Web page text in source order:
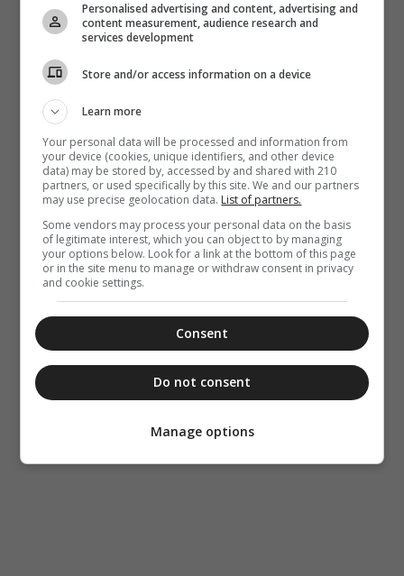
Personalised advertising and content, advertising and
content measurement, audience research and
services development
Store and/or access information on a device
Learn more
Your personal data will be processed and information from
your device (cookies, unique identifiers, and other device
data) may be stored by, accessed by and shared with 210
partners, or used specifically by this site. We and our partners
may use precise geolocation data. List of partners.
Some vendors may process your personal data on the basis
of legitimate interest, which you can object to by managing
your options below. Look for a link at the bottom of this page
or in the site menu to manage or withdraw consent in privacy
and cookie settings.
Consent
Do not consent
Manage options